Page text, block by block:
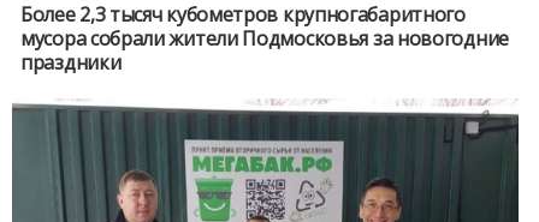
Более 2,3 тысяч кубометров крупногабаритного
мусора собрали жители Подмосковья за новогодние
праздники